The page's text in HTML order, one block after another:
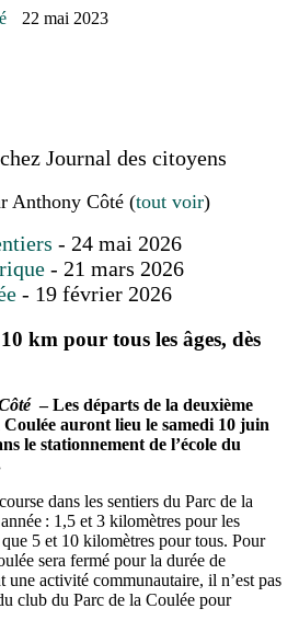
22 mai 2023
chez Journal des citoyens
Anthony Côté (tout voir)
- 24 mai 2026
- 21 mars 2026
- 19 février 2026
km pour tous les âges, dès
– Les départs de la deuxième
auront lieu le samedi 10 juin
le stationnement de l’école du
dans les sentiers du Parc de la
: 1,5 et 3 kilomètres pour les
5 et 10 kilomètres pour tous. Pour
sera fermé pour la durée de
une activité communautaire, il n’est pas
club du Parc de la Coulée pour